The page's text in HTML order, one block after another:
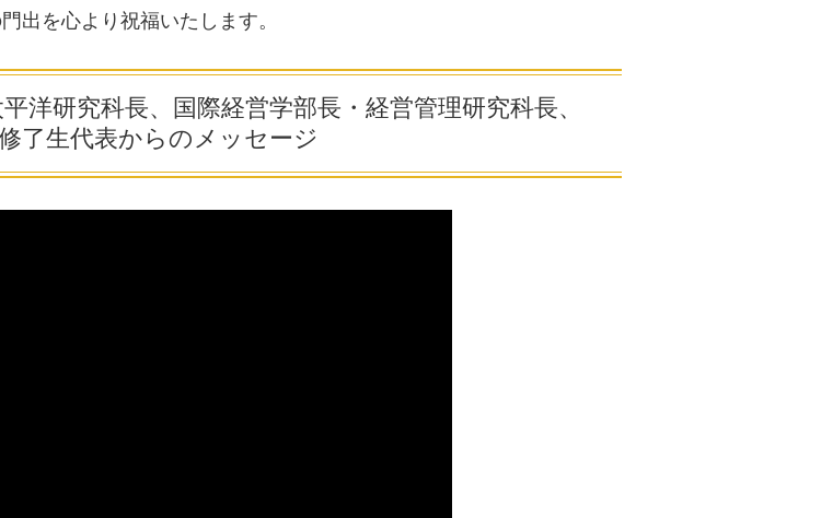
出を心より祝福いたします。
洋研究科長、
国際経営学部長・経営管理研究科長、
了生代表からのメッセージ